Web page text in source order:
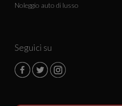
Noleggio auto di lusso
Seguici su